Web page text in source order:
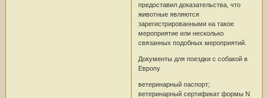
предоставил доказательства, что
животные являются
зарегистрированными на такое
мероприятие или несколько
связанных подобных мероприятий.
Документы для поездки с собакой в
Европу
ветеринарный паспорт;
ветеринарный сертификат формы N